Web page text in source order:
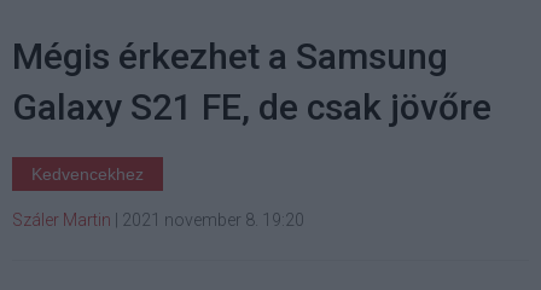
Mégis érkezhet a Samsung
Galaxy S21 FE, de csak jövőre
Kedvencekhez
Száler Martin 2021 november 8. 19:20